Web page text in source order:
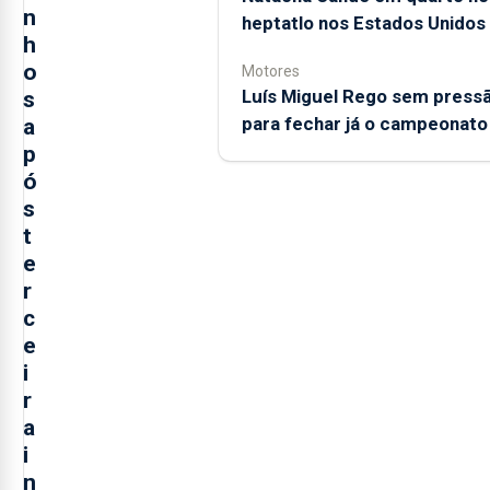
n
h
o
s
a
p
ó
s
t
e
r
c
e
i
r
a
i
n
heptatlo nos Estados Unidos
Motores
Luís Miguel Rego sem
para fechar já o campeonato